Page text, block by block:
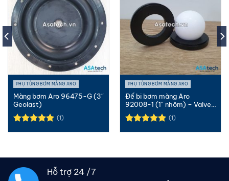
PHỤ TÙNG BƠM MÀNG ARO
Màng bơm Aro 96475-G (3″
Geolast)
(1)
PHỤ TÙNG BƠM MÀNG ARO
Đế bi bơm màng Aro
92008-1 (1″ nhôm) – Valve
seat
(1)
Hỗ trợ 24 /7